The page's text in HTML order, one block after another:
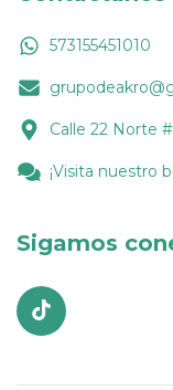
573155451010
Calle 22 Norte
¡Visita nuestro
Sigamos